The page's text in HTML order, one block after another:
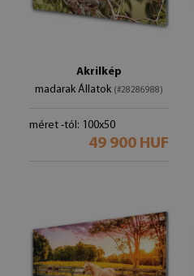
Akrilkép
madarak Állatok (#28286988)
méret -tól: 100x50
49 900 HUF